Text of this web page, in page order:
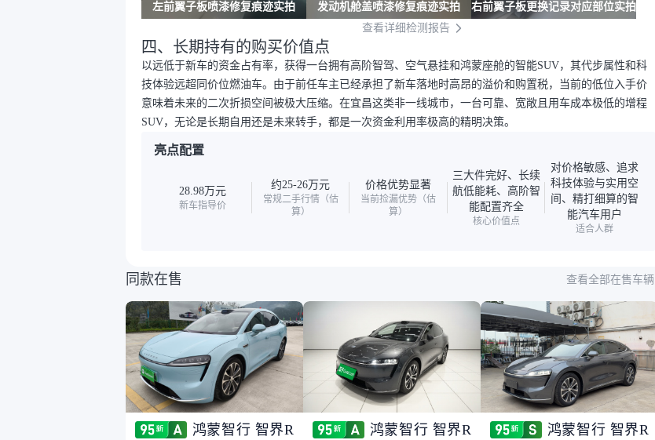
左前翼子板喷漆修复痕迹实拍 发动机舱盖喷漆修复痕迹实拍
右前翼子板更换记录对应部位实拍
查看详细检测报告
四、长期持有的购买价值点
以远低于新车的资金占有率，获得一台拥有高阶智驾、空气悬挂和鸿蒙座舱的智能SUV，其代步属性和科
技体验远超同价位燃油车。由于前任车主已经承担了新车落地时高昂的溢价和购置税，当前的低位入手价
意味着未来的二次折损空间被极大压缩。在宜昌这类非一线城市，一台可靠、宽敞且用车成本极低的增程
SUV，无论是长期自用还是未来转手，都是一次资金利用率极高的精明决策。
亮点配置
28.98万元
新车指导价
约25-26万元
常规二手行情（估
算）
价格优势显著
当前捡漏优势（估
算）
三大件完好、长续
航低能耗、高阶智
能配置齐全
核心价值点
对价格敏感、追求
科技体验与实用空
间、精打细算的智
能汽车用户
适合人群
同款在售 查看全部在售车辆
鸿蒙智行 智界R
鸿蒙智行 智界R
鸿蒙智行 智界R